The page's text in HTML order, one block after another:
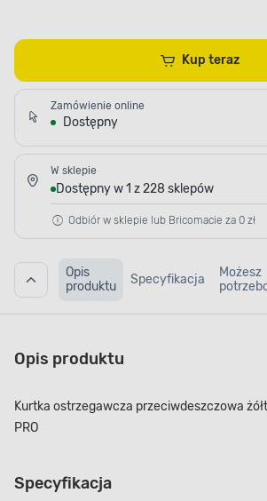
Kup teraz
Zamówienie online
Dostępny
W sklepie
Dostępny w 1 z 228 sklepów
Odbiór w sklepie lub Bricomacie za 0 zł
Opis
produktu
Specyfikacja
Możesz
Opis produktu
Kurtka ostrzegawcza przeciwdeszczowa
PRO
Specyfikacja